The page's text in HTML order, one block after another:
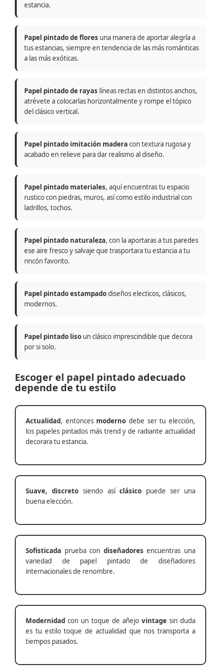
estancia.
Papel pintado de flores una manera de aportar alegría a
tus estancias, siempre en tendencia de las más románticas
a las más exóticas.
Papel pintado de rayas líneas rectas en distintos anchos,
atrévete a colocarlas horizontalmente y rompe el tópico
del clásico vertical.
Papel pintado imitación madera con textura rugosa y
acabado en relieve para dar realismo al diseño.
Papel pintado materiales, aquí encuentras tu espacio
rustico con piedras, muros, así como estilo industrial con
ladrillos, tochos.
Papel pintado naturaleza, con la aportaras a tus paredes
ese aire fresco y salvaje que trasportara tu estancia a tu
rincón favorito.
Papel pintado estampadodiseños electicos, clásicos,
modernos.
Papel pintado liso un clásico imprescindible que decora
por si solo.
Escoger el papel pintado adecuado
depende de tu estilo
Actualidad, entonces moderno debe ser tu elección,
los papeles pintados más trend y de radiante actualidad
decorara tu estancia.
Suave, discretosiendo asíclásico puede ser una
buena elección.
Sofisticada prueba con diseñadores encuentras una
variedad de papel pintado de diseñadores
internacionales de renombre.
Modernidad con un toque de añejo vintage sin duda
es tu estilo toque de actualidad que nos transporta a
tiempos pasados.